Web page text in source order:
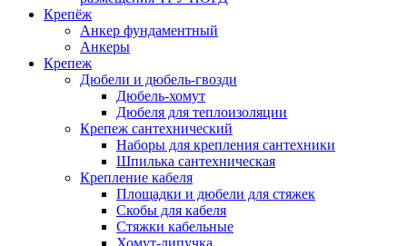
Крепёж
Анкер фундаментный
Анкеры
Крепеж
Дюбели и дюбель-гвозди
Дюбель-хомут
Дюбеля для теплоизоляции
Крепеж сантехнический
Наборы для крепления сантехники
Шпилька сантехническая
Крепление кабеля
Площадки и дюбели для стяжек
Скобы для кабеля
Стяжки кабельные